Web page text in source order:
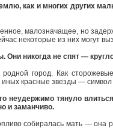
как и многих других
малозначащее, но
некоторые из них могут
Они никогда не спят —
город. Как
иных красные звезды —
неудержимо тянуло
и заманчиво.
собиралась мать — она